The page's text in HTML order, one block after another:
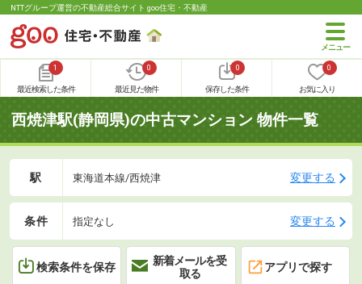
NTTグループ運営の不動産総合サイト goo住宅・不動産
1
最近検索した条件
0
最近見た物件
0
保存した条件
0
お気に入り
西焼津駅(静岡県)の中古マンション 物件一覧
駅 東海道本線/西焼津 変更する
条件 指定なし 変更する
検索条件を保存
新着メールを受
取る
アプリで探す